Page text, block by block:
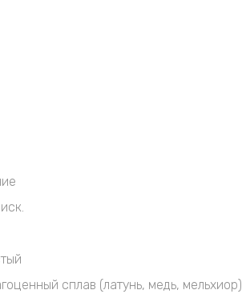
сплав (латунь, медь, мельхиор)